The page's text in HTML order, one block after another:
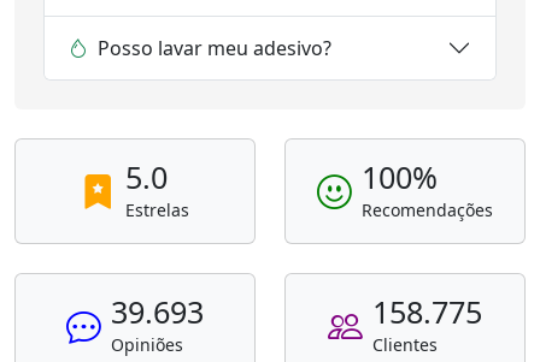
Posso lavar meu adesivo?
5.0
Estrelas
100%
Recomendações
39.693
Opiniões
158.775
Clientes